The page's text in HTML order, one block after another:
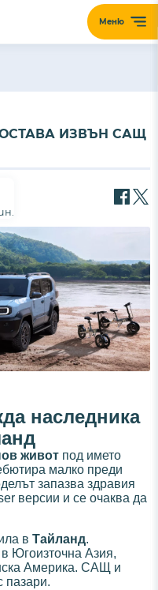
Меню
ОСТАВА ИЗВЪН САЩ
наследника
живот под името
малко преди
запазва здравия
версии и се очаква да
в Тайланд.
Югоизточна Азия,
Америка. САЩ и
пазари.